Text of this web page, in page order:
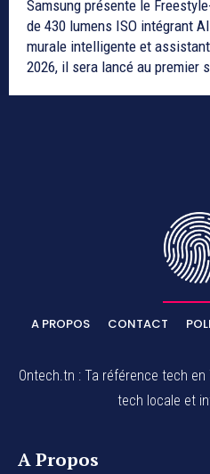
Samsung présente le
de 430 lumens ISO intégrant
murale intelligente et
2026, il sera lancé au premier
A PROPOS CONTACT
Ontech.tn : Ta référence tech
tech locale et
A Propos